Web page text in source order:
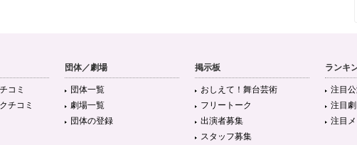
コミ
チコミ
団体／劇場
団体一覧
劇場一覧
団体の登録
掲示板
おしえて！舞台芸術
フリートーク
出演者募集
スタッフ募集
ランキ
注目
注目劇
注目